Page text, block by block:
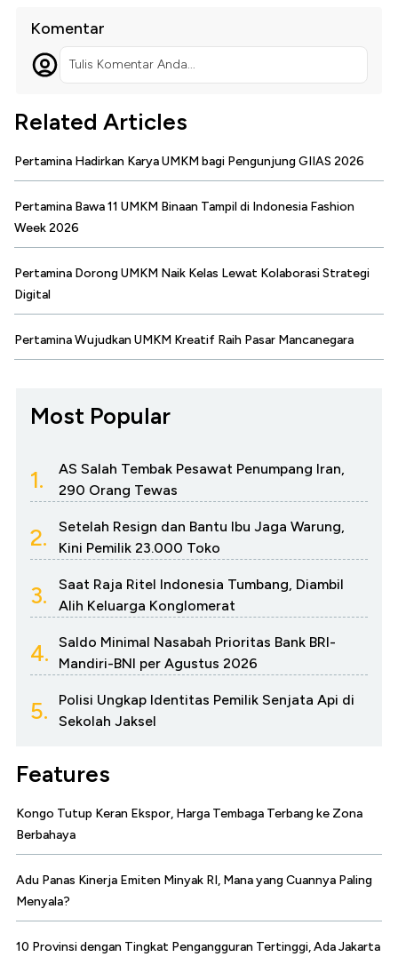
Komentar
Tulis Komentar Anda...
Related Articles
Pertamina Hadirkan Karya UMKM bagi Pengunjung GIIAS 2026
Pertamina Bawa 11 UMKM Binaan Tampil di Indonesia Fashion
Week 2026
Pertamina Dorong UMKM Naik Kelas Lewat Kolaborasi Strategi
Digital
Pertamina Wujudkan UMKM Kreatif Raih Pasar Mancanegara
Most Popular
1.
AS Salah Tembak Pesawat Penumpang Iran,
290 Orang Tewas
2.
Setelah Resign dan Bantu Ibu Jaga Warung,
Kini Pemilik 23.000 Toko
3.
Saat Raja Ritel Indonesia Tumbang, Diambil
Alih Keluarga Konglomerat
4.
Saldo Minimal Nasabah Prioritas Bank BRI-
Mandiri-BNI per Agustus 2026
5.
Polisi Ungkap Identitas Pemilik Senjata Api di
Sekolah Jaksel
Features
Kongo Tutup Keran Ekspor, Harga Tembaga Terbang ke Zona
Berbahaya
Adu Panas Kinerja Emiten Minyak RI, Mana yang Cuannya Paling
Menyala?
10 Provinsi dengan Tingkat Pengangguran Tertinggi, Ada Jakarta